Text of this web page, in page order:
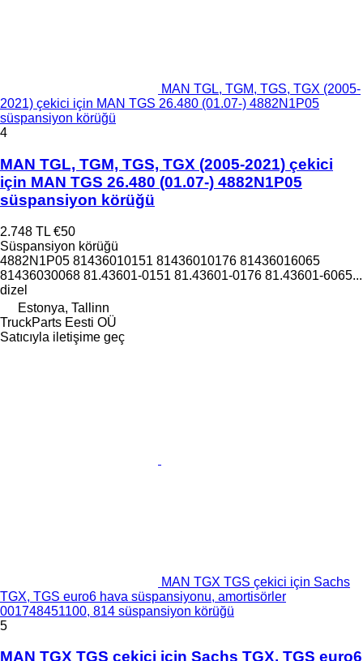
MAN TGL, TGM, TGS, TGX (2005-
2021) çekici için MAN TGS 26.480 (01.07-) 4882N1P05
süspansiyon körüğü
4
MAN TGL, TGM, TGS, TGX (2005-2021) çekici
için MAN TGS 26.480 (01.07-) 4882N1P05
süspansiyon körüğü
2.748 TL €50
Süspansiyon körüğü
4882N1P05 81436010151 81436010176 81436016065
81436030068 81.43601-0151 81.43601-0176 81.43601-6065...
dizel
Estonya, Tallinn
TruckParts Eesti OÜ
Satıcıyla iletişime geç
MAN TGX TGS çekici için Sachs
TGX, TGS euro6 hava süspansiyonu, amortisörler
001748451100, 814 süspansiyon körüğü
5
MAN TGX TGS çekici için Sachs TGX, TGS euro6